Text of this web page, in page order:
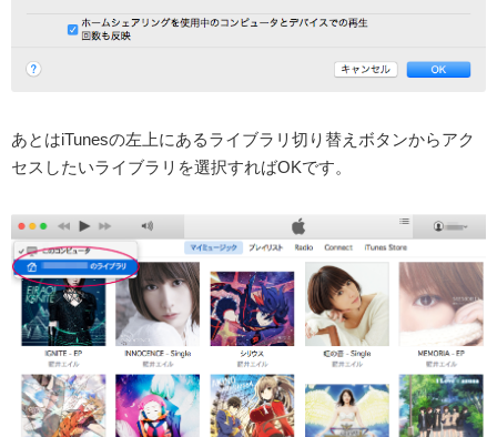
あとはiTunesの左上にあるライブラリ切り替えボタンからアク
セスしたいライブラリを選択すればOKです。